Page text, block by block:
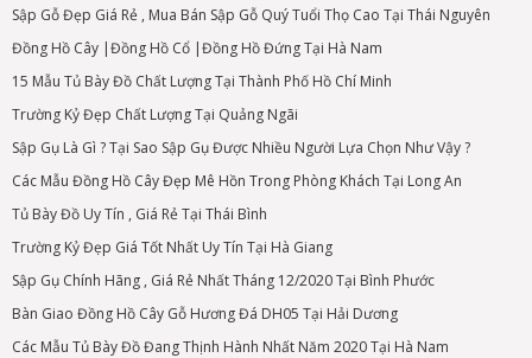
Sập Gỗ Đẹp Giá Rẻ , Mua Bán Sập Gỗ Quý Tuổi Thọ Cao Tại Thái Nguyên
Đồng Hồ Cây |Đồng Hồ Cổ |Đồng Hồ Đứng Tại Hà Nam
15 Mẫu Tủ Bày Đồ Chất Lượng Tại Thành Phố Hồ Chí Minh
Trường Kỷ Đẹp Chất Lượng Tại Quảng Ngãi
Sập Gụ Là Gì ? Tại Sao Sập Gụ Được Nhiều Người Lựa Chọn Như Vậy ?
Các Mẫu Đồng Hồ Cây Đẹp Mê Hồn Trong Phòng Khách Tại Long An
Tủ Bày Đồ Uy Tín , Giá Rẻ Tại Thái Bình
Trường Kỷ Đẹp Giá Tốt Nhất Uy Tín Tại Hà Giang
Sập Gụ Chính Hãng , Giá Rẻ Nhất Tháng 12/2020 Tại Bình Phước
Bàn Giao Đồng Hồ Cây Gỗ Hương Đá DH05 Tại Hải Dương
Các Mẫu Tủ Bày Đồ Đang Thịnh Hành Nhất Năm 2020 Tại Hà Nam